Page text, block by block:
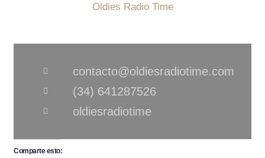
Oldies Radio Time
contacto@oldiesradiotime.com
(34) 641287526
oldiesradiotime
Comparte esto: